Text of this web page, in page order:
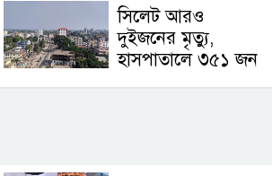
সিলেট আরও
দুইজনের মৃত্যু,
হাসপাতালে ৩৫১ জন